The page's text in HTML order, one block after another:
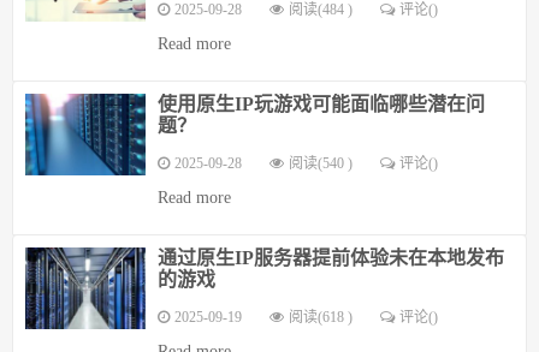
2025-09-28 阅读(484 ) 评论()
Read more
使用原生IP玩游戏可能面临哪些潜在问
题？
2025-09-28 阅读(540 ) 评论()
Read more
通过原生IP服务器提前体验未在本地发布
的游戏
2025-09-19 阅读(618 ) 评论()